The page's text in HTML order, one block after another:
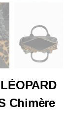
Chimère